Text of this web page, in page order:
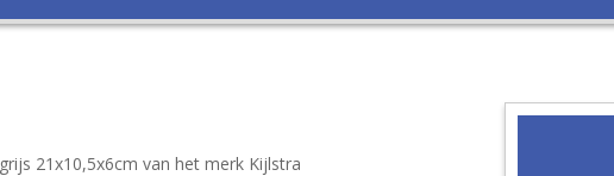
grijs 21x10,5x6cm van het merk Kijlstra